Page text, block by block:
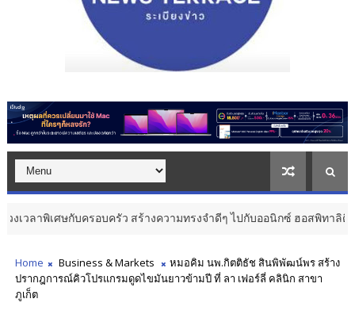
บครอบครัว สร้างความทรงจำดีๆ ไปกับออนิกซ์ ฮอสพิทาลิตี้
Home Business & Markets
หมอคิม นพ.กิตติธัช สินพิพัฒน์พร สร้าง
ปรากฎการณ์คิวโปรแกรมดูดไขมันยาวข้ามปี ที่ ลา เฟอร์ลี่ คลินิก สาขา
ภูเก็ต